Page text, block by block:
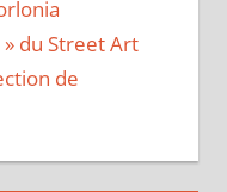
du Street Art
de